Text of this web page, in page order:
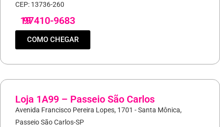
CEP: 13736-260
19
97410-9683
COMO CHEGAR
Loja 1A99 – Passeio São Carlos
Avenida Francisco Pereira Lopes, 1701 - Santa Mônica,
Passeio São Carlos-SP